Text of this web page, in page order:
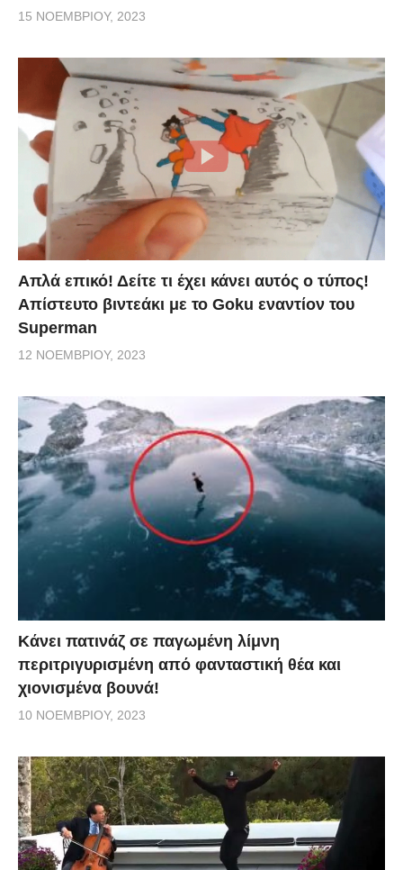
15 ΝΟΕΜΒΡΊΟΥ, 2023
Απλά επικό! Δείτε τι έχει κάνει αυτός ο τύπος!
Απίστευτο βιντεάκι με το Goku εναντίον του
Superman
12 ΝΟΕΜΒΡΊΟΥ, 2023
Κάνει πατινάζ σε παγωμένη λίμνη
περιτριγυρισμένη από φανταστική θέα και
χιονισμένα βουνά!
10 ΝΟΕΜΒΡΊΟΥ, 2023